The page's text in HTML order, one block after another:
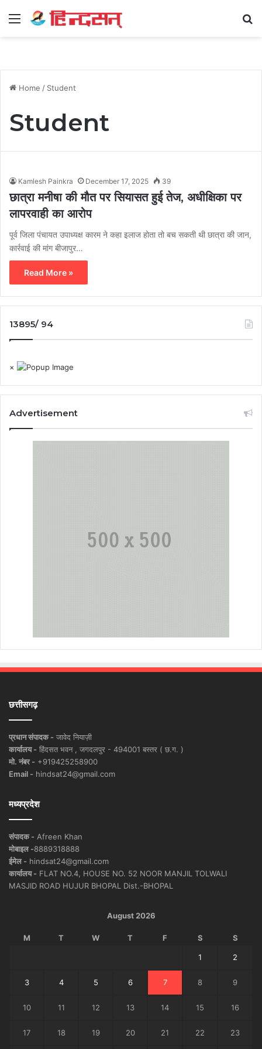
Menu
Home / Student
Student
Kamlesh Painkra December 17, 2025 39
छात्रा मनीषा की मौत पर सियासत हुई तेज, अधीक्षिका पर
लापरवाही का आरोप
पूर्व जिला पंचायत उपाध्यक्ष कारम ने कहा इलाज होता तो बच सकती थी छात्रा की जान,
कार्रवाई की मांग बीजापुर…
Read More »
13895/ 94
×
Advertisement
छत्तीसगढ़
प्रधान संपादक - जावेद नियाज़ी
कार्यालय - हिंदसत भवन , जगदलपुर - 494001 बस्तर ( छ.ग. )
मो. नंबर - +919425258900
Email - hindsat24@gmail.com
मध्यप्रदेश
संपादक - Afreen Khan
मोबाइल -8889318888
ईमेल - hindsat24@gmail.com
कार्यालय - FLAT NO.4, HOUSE NO. 52 NOOR MANJIL TOLWALI
MASJID ROAD HUJUR BHOPAL Dist.-BHOPAL
August 2026
M T W T F S S
1 2
3 4 5 6 7 8 9
10 11 12 13 14 15 16
17 18 19 20 21 22 23